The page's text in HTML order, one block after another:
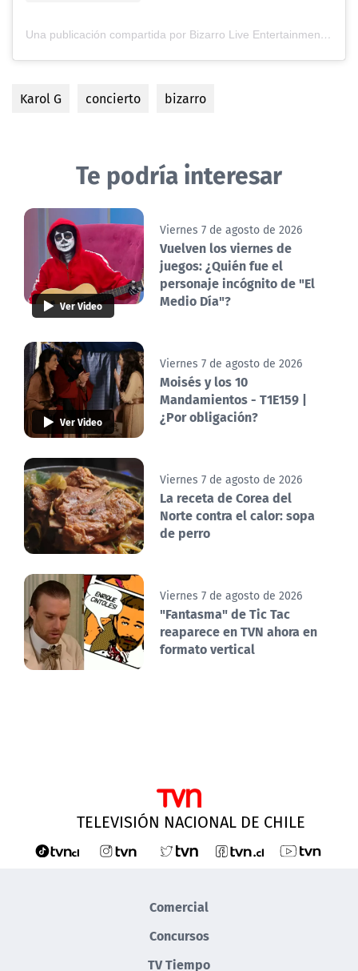
Una publicación compartida por Bizarro Live Entertainment (@bizarrolivecl)
Karol G concierto bizarro
Te podría interesar
Ver Video
Viernes 7 de agosto de 2026
Vuelven los viernes de
juegos: ¿Quién fue el
personaje incógnito de "El
Medio Día"?
Ver Video
Viernes 7 de agosto de 2026
Moisés y los 10
Mandamientos - T1E159 |
¿Por obligación?
Viernes 7 de agosto de 2026
La receta de Corea del
Norte contra el calor: sopa
de perro
Viernes 7 de agosto de 2026
"Fantasma" de Tic Tac
reaparece en TVN ahora en
formato vertical
TELEVISIÓN NACIONAL DE CHILE
Comercial
Concursos
TV Tiempo